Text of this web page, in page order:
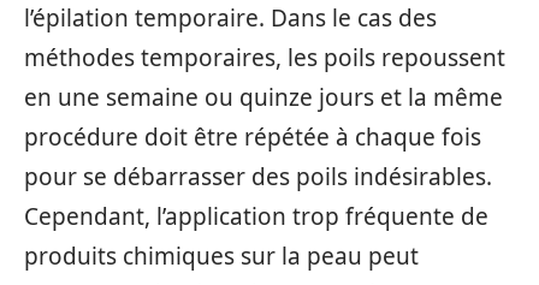
l’épilation temporaire. Dans le cas des
méthodes temporaires, les poils repoussent
en une semaine ou quinze jours et la même
procédure doit être répétée à chaque fois
pour se débarrasser des poils indésirables.
Cependant, l’application trop fréquente de
produits chimiques sur la peau peut